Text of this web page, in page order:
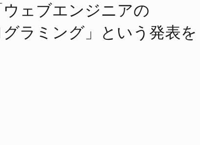
ウェブエンジニアの​
ラミング」と​いう​発表